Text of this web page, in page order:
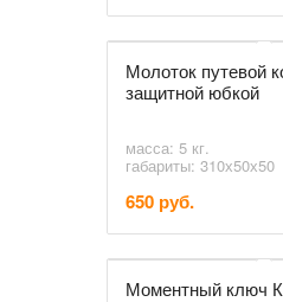
Молоток путевой
защитной юбкой
масса: 5 кг.
габариты: 310х50х50
650 руб.
Моментный ключ